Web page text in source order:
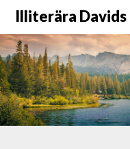
Illiterära Davids